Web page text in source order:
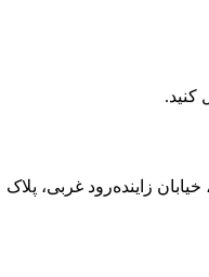
کنید.
زاینده‌رود غربی، پلاک